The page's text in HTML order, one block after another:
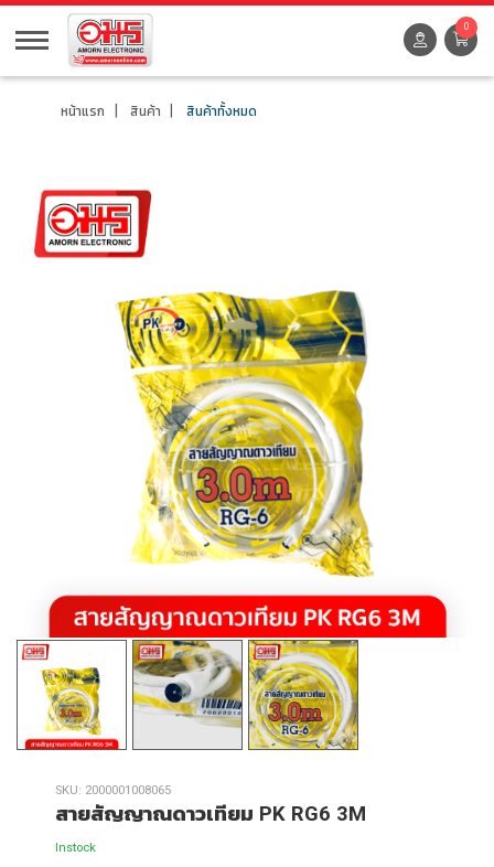
0
หน้าแรก สินค้า สินค้าทั้งหมด
SKU: 2000001008065
สายสัญญาณดาวเทียม PK RG6 3M
Instock